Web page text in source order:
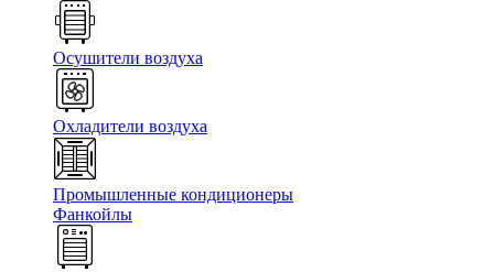
Осушители воздуха
Охладители воздуха
Промышленные кондиционеры
Фанкойлы